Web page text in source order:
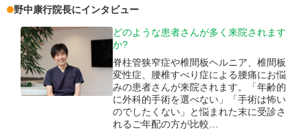
野中康行院長にインタビュー
どのような患者さんが多く来院されます
か?
脊柱管狭窄症や椎間板ヘルニア、椎間板
変性症、腰椎すべり症による腰痛にお悩
みの患者さんが来院されます。「年齢的
に外科的手術を選べない」「手術は怖い
のでしたくない」と悩まれた末に受診さ
れるご年配の方が比較…